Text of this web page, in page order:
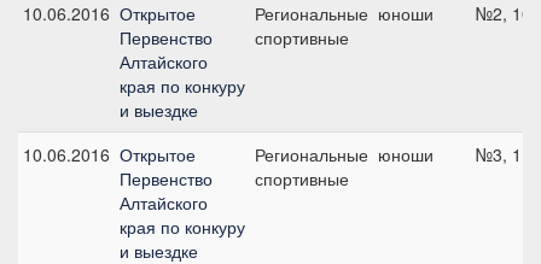
10.06.2016 Открытое
Первенство
Алтайского
края по конкуру
и выездке
Региональные
спортивные
юноши №2,
10.06.2016 Открытое
Первенство
Алтайского
края по конкуру
и выездке
Региональные
спортивные
юноши №3,